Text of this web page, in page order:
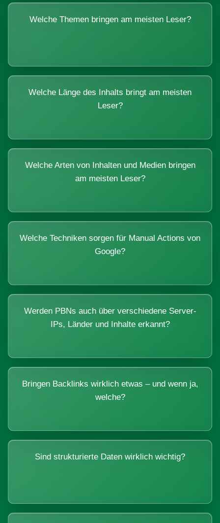
Welche Themen bringen am meisten Leser?
Welche Länge des Inhalts bringt am meisten
Leser?
Welche Arten von Inhalten und Medien bringen
am meisten Leser?
Welche Techniken sorgen für Manual Actions von
Google?
Werden PBNs auch über verschiedene Server-
IPs, Länder und Inhalte erkannt?
Bringen Backlinks wirklich etwas – und wenn ja,
welche?
Sind strukturierte Daten wirklich wichtig?